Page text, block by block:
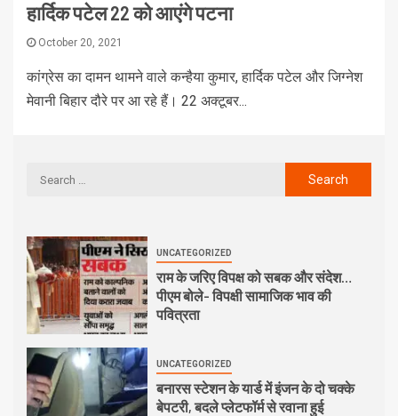
हार्दिक पटेल 22 को आएंगे पटना
October 20, 2021
कांग्रेस का दामन थामने वाले कन्हैया कुमार, हार्दिक पटेल और जिग्नेश
मेवानी बिहार दौरे पर आ रहे हैं। 22 अक्टूबर...
UNCATEGORIZED
राम के जरिए विपक्ष को सबक और संदेश…
पीएम बोले- विपक्षी सामाजिक भाव की
पवित्रता
UNCATEGORIZED
बनारस स्टेशन के यार्ड में इंजन के दो चक्के
बेपटरी, बदले प्लेटफॉर्म से रवाना हुई